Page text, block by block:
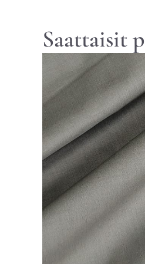
Saattaisit